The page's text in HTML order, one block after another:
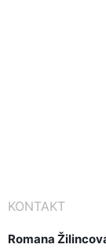
KONTAKT
Romana